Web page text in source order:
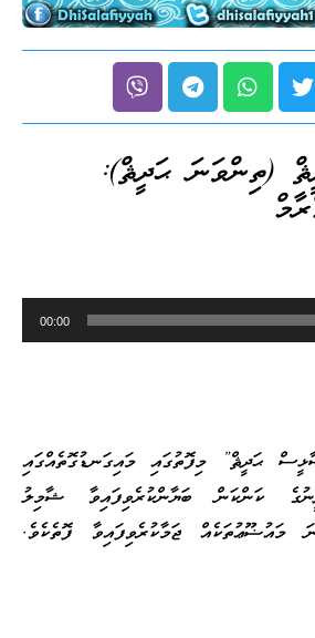
(ތިންވަނަ ޙަދީޘް):
00:00
ޙަދީޘް” މިފޮތުގައި މައިގަނޑުގޮތެއްގައި
ކަންކަން ބަޔާންކުރެވިފައިވާ ޝާމިލު
މައުޟޫޢުތަކެއް ޖަމާކުރެވިފައިވާ ފޮތެކެވެ.